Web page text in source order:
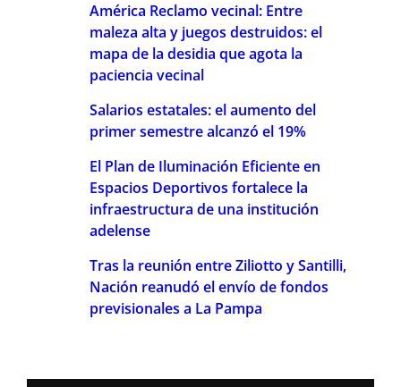
América Reclamo vecinal: Entre
maleza alta y juegos destruidos: el
mapa de la desidia que agota la
paciencia vecinal
Salarios estatales: el aumento del
primer semestre alcanzó el 19%
El Plan de Iluminación Eficiente en
Espacios Deportivos fortalece la
infraestructura de una institución
adelense
Tras la reunión entre Ziliotto y Santilli,
Nación reanudó el envío de fondos
previsionales a La Pampa